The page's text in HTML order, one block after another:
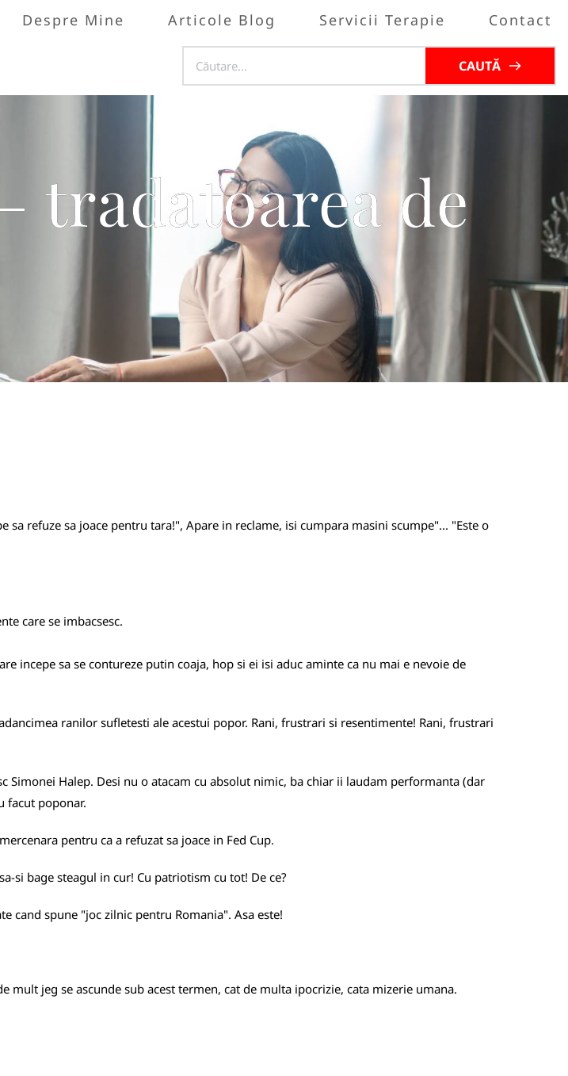
Despre Mine Articole Blog Servicii Terapie Contact
CAUTĂ
tradatoarea de
refuze sa joace pentru tara!", Apare in reclame, isi cumpara masini scumpe"... "Este o
care se imbacsesc.
incepe sa se contureze putin coaja, hop si ei isi aduc aminte ca nu mai e nevoie de
ranilor sufletesti ale acestui popor. Rani, frustrari si resentimente! Rani, frustrari
Simonei Halep. Desi nu o atacam cu absolut nimic, ba chiar ii laudam performanta (dar
facut poponar.
pentru ca a refuzat sa joace in Fed Cup.
si bage steagul in cur! Cu patriotism cu tot! De ce?
cand spune "joc zilnic pentru Romania". Asa este!
jeg se ascunde sub acest termen, cat de multa ipocrizie, cata mizerie umana.